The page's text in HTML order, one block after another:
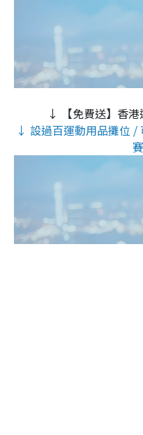
↓ 【免費送】香
↓ 設過百運動用品攤位 /